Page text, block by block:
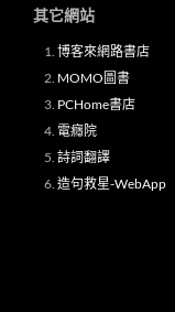
其它網站
博客來網路書店
MOMO圖書
PCHome書店
電癮院
詩詞翻譯
造句救星-WebApp